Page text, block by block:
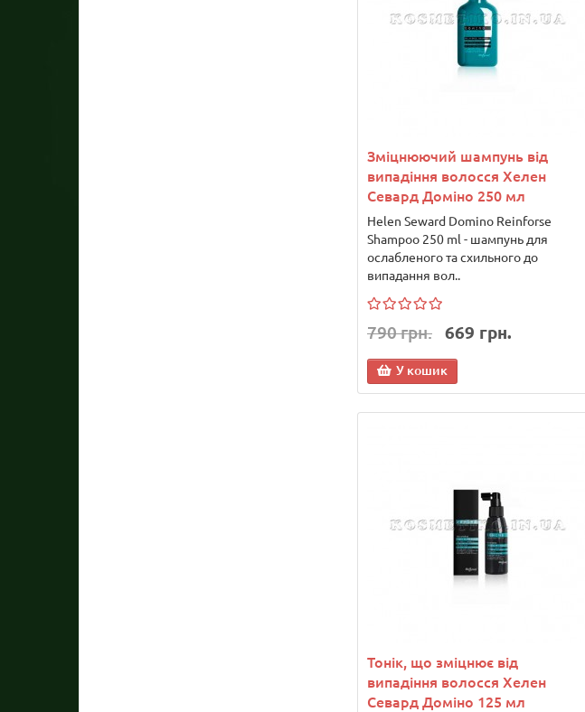
Зміцнюючий шампунь від
випадіння волосся Хелен
Севард Доміно 250 мл
Helen Seward Domino Reinforse
Shampoo 250 ml - шампунь для
ослабленого та схильного до
випадання вол..
790 грн. 669 грн.
У кошик
Тонік, що зміцнює від
випадіння волосся Хелен
Севард Доміно 125 мл